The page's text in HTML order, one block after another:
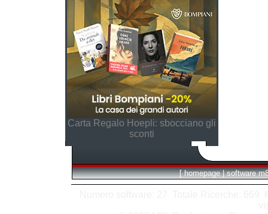
Carta Regalo Hoepli: sbocciano gli
sconti
[ homepage | software